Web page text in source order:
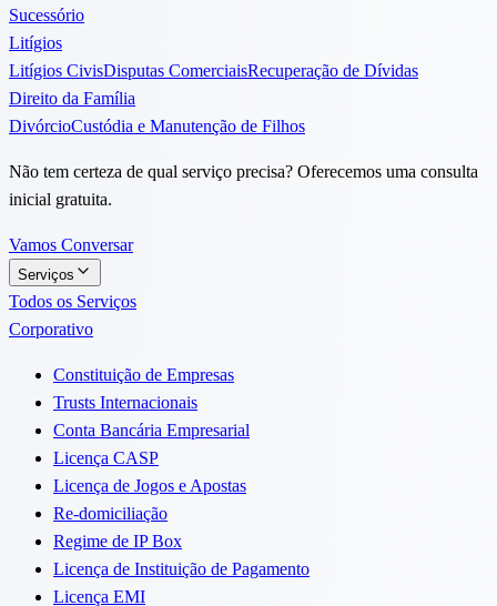
Sucessório
Litígios
Litígios CivisDisputas ComerciaisRecuperação de Dívidas
Direito da Família
DivórcioCustódia e Manutenção de Filhos
Não tem certeza de qual serviço precisa? Oferecemos uma consulta
inicial gratuita.
Vamos Conversar
Serviços
Todos os Serviços
Corporativo
Constituição de Empresas
Trusts Internacionais
Conta Bancária Empresarial
Licença CASP
Licença de Jogos e Apostas
Re-domiciliação
Regime de IP Box
Licença de Instituição de Pagamento
Licença EMI